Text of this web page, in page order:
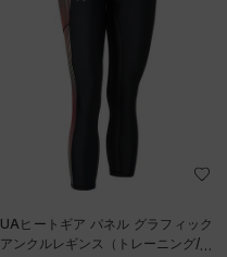
UAヒートギア パネル グラフィック
アンクルレギンス（トレーニング/W